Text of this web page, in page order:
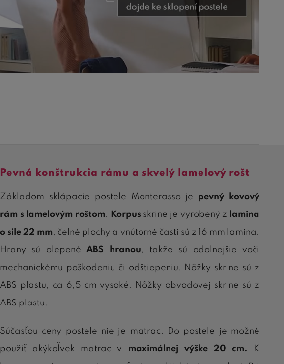
Pevná konštrukcia rámu a skvelý lamelový rošt
Základom sklápacie postele Monterasso je pevný kovový
rám s lamelovým roštom. Korpusskrine je vyrobený z
lamina
o sile 22 mm, čelné plochy a vnútorné časti sú z 16 mm lamina.
Hrany sú olepenéABS hranou, takže sú odolnejšie voči
mechanickému poškodeniu či odštiepeniu. Nôžky skrine sú z
ABS plastu, ca 6,5 cm vysoké. Nôžky obvodovej skrine sú z
ABS plastu.
Súčasťou ceny postele nie je matrac. Do postele je možné
použiť akýkoľvek matrac v maximálnej výške 20 cm.
K